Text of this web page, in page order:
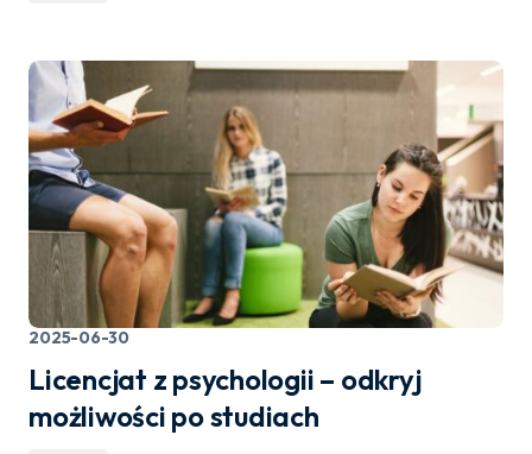
2025-06-30
Licencjat z psychologii – odkryj
możliwości po studiach